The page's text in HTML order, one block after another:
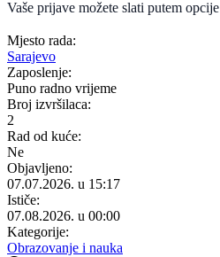
Vaše prijave možete slati putem opcije
Mjesto rada:
Sarajevo
Zaposlenje:
Puno radno vrijeme
Broj izvršilaca:
2
Rad od kuće:
Ne
Objavljeno:
07.07.2026. u 15:17
Ističe:
07.08.2026. u 00:00
Kategorije:
Obrazovanje i nauka